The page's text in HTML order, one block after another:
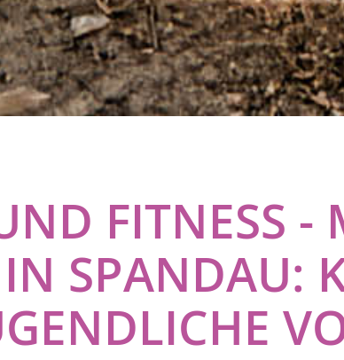
FITNESS -
SPANDAU: